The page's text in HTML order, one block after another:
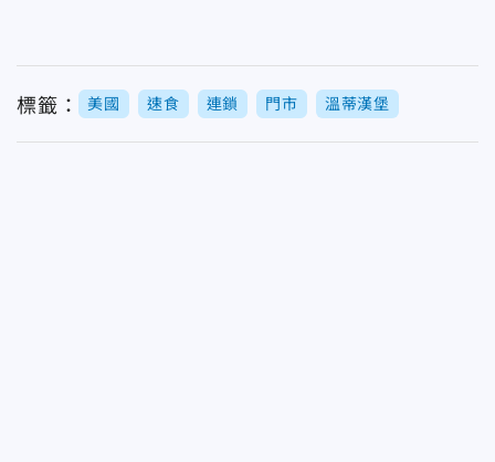
標籤： 美國 速食 連鎖 門市 溫蒂漢堡